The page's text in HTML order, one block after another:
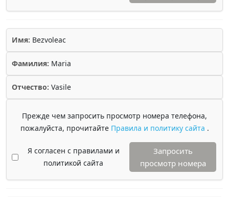
Имя: Bezvoleac
Фамилия: Maria
Отчество: Vasile
Прежде чем запросить просмотр номера телефона,
пожалуйста, прочитайте Правила и политику сайта .
Я согласен с правилами и
политикой сайта
Запросить
просмотр номера